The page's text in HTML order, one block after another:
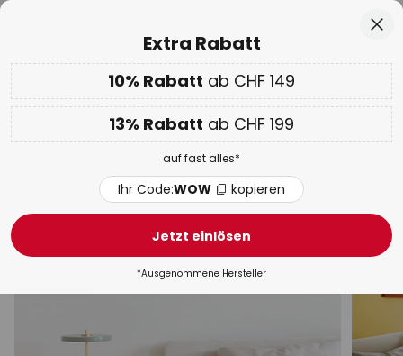
Nur
02D 19H 05M 24S
10% ab CHF 149 & 13% ab CHF 199 extraauf fast alles
Code:WOW kopieren
WOW Week:Bis zu -70%
Tischleuchten Bambus
Schreibtischleuchten Salzlampen Klemmleuchten
Extra Rabatt
10% Rabatt ab CHF 149
13% Rabatt ab CHF 199
auf fast alles*
Ihr Code:WOW kopieren
Jetzt einlösen
*Ausgenommene Hersteller